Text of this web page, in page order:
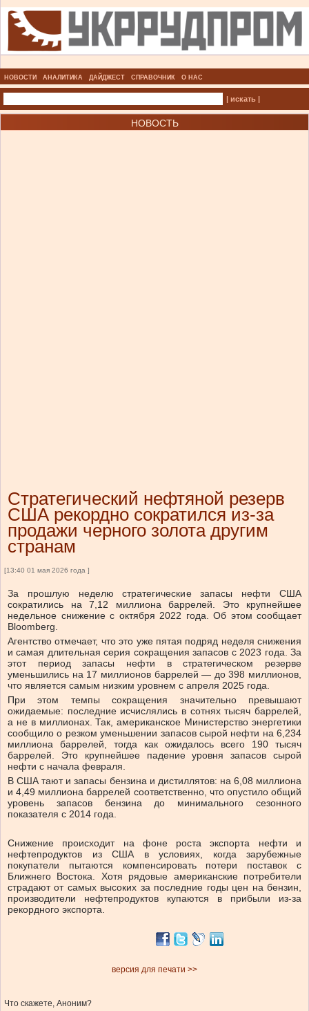
НОВОСТИ АНАЛИТИКА ДАЙДЖЕСТ СПРАВОЧНИК О НАС
| искать |
НОВОСТЬ
Стратегический нефтяной резерв
США рекордно сократился из-за
продажи черного золота другим
странам
[13:40 01 мая 2026 года ]
За прошлую неделю стратегические запасы нефти США
сократились на 7,12 миллиона баррелей. Это крупнейшее
недельное снижение с октября 2022 года. Об этом сообщает
Bloomberg.
Агентство отмечает, что это уже пятая подряд неделя снижения
и самая длительная серия сокращения запасов с 2023 года. За
этот период запасы нефти в стратегическом резерве
уменьшились на 17 миллионов баррелей — до 398 миллионов,
что является самым низким уровнем с апреля 2025 года.
При этом темпы сокращения значительно превышают
ожидаемые: последние исчислялись в сотнях тысяч баррелей,
а не в миллионах. Так, американское Министерство энергетики
сообщило о резком уменьшении запасов сырой нефти на 6,234
миллиона баррелей, тогда как ожидалось всего 190 тысяч
баррелей. Это крупнейшее падение уровня запасов сырой
нефти с начала февраля.
В США тают и запасы бензина и дистиллятов: на 6,08 миллиона
и 4,49 миллиона баррелей соответственно, что опустило общий
уровень запасов бензина до минимального сезонного
показателя с 2014 года.
Снижение происходит на фоне роста экспорта нефти и
нефтепродуктов из США в условиях, когда зарубежные
покупатели пытаются компенсировать потери поставок с
Ближнего Востока. Хотя рядовые американские потребители
страдают от самых высоких за последние годы цен на бензин,
производители нефтепродуктов купаются в прибыли из-за
рекордного экспорта.
версия для печати >>
Что скажете, Аноним?